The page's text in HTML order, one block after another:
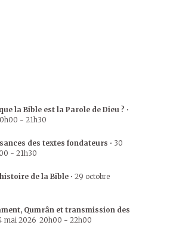
la Bible est la Parole de Dieu ? •
- 21h30
des textes fondateurs • 30
- 21h30
histoire de la Bible • 29 octobre
Qumrân et transmission des
mai 2026 20h00 - 22h00